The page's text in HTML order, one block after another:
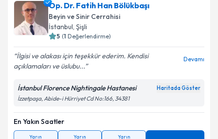
Op. Dr. Fatih Han Bölükbaşı
Beyin ve Sinir Cerrahisi
İstanbul, Şişli
5 (1 Değerlendirme)
İlgisi ve alakası için teşekkür ederim. Kendisi
açıklamaları ve üslubu...
Devamı
İstanbul Florence Nightingale Hastanesi Haritada Göster
İzzetpaşa, Abide-i Hürriyet Cd No:166, 34381
En Yakın Saatler
Yarın Yarın Yarın